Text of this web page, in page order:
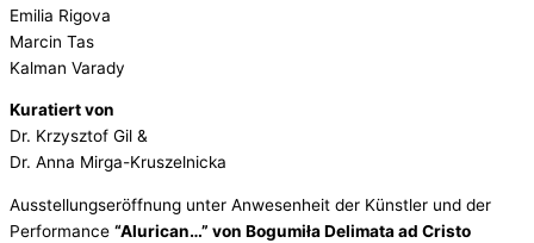
Emilia Rigova
Marcin Tas
Kalman Varady
Kuratiert von
Dr. Krzysztof Gil &
Dr. Anna Mirga-Kruszelnicka
Ausstellungseröffnung unter Anwesenheit der Künstler und der
Performance “Alurican…” von Bogumiła Delimata ad Cristo